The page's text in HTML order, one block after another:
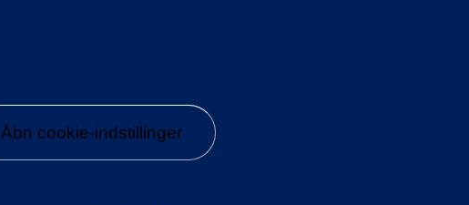
Åbn cookie-indstillinger